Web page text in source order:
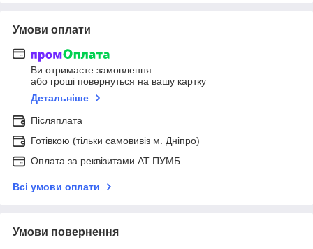
Умови оплати
Ви отримаєте замовлення
або гроші повернуться на вашу картку
Детальніше
Післяплата
Готівкою (тільки самовивіз м. Дніпро)
Оплата за реквізитами АТ ПУМБ
Всі умови оплати
Умови повернення